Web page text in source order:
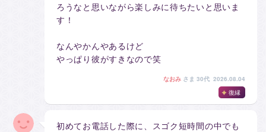
ろうなと思いながら楽しみに待ちたいと思いま
す！
なんやかんやあるけど
やっぱり彼がすきなので笑
なおみ さま 30代 2026.08.04
復縁
初めてお電話した際に、スゴク短時間の中でも